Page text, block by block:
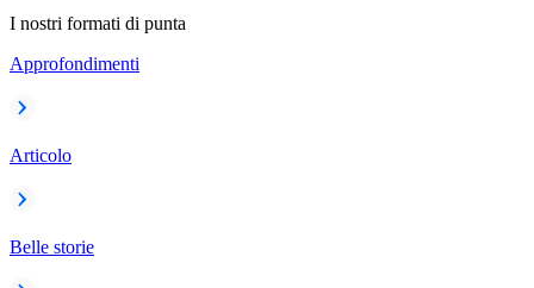
I nostri formati di punta
Approfondimenti
Articolo
Belle storie